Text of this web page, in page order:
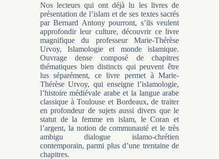
Nos lecteurs qui ont déjà lu les livres de
présentation de l’islam et de ses textes sacrés
par Bernard Antony pourront, s’ils veulent
approfondir leur culture, découvrir ce livre
magnifique du professeur Marie-Thérèse
Urvoy, Islamologie et monde islamique.
Ouvrage dense composé de chapitres
thématiques bien distincts qui peuvent être
lus séparément, ce livre permet à Marie-
Thérèse Urvoy, qui enseigne l’islamologie,
l’histoire médiévale arabe et la langue arabe
classique à Toulouse et Bordeaux, de traiter
en profondeur de sujets aussi divers que le
statut de la femme en islam, le Coran et
l’argent, la notion de communauté et le très
ambigu dialogue islamo-chrétien
contemporain, parmi plus d’une trentaine de
chapitres.